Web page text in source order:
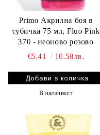
Primo Акрилна боя в
тубичка 75 мл, Fluo Pink
370 - неоново розово
€5.41
10.58лв.
В наличност